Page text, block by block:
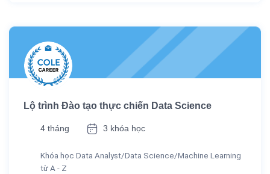
Lộ trình Đào tạo thực chiến Data Science
4 tháng 3 khóa học
Khóa học Data Analyst/Data Science/Machine Learning
từ A - Z